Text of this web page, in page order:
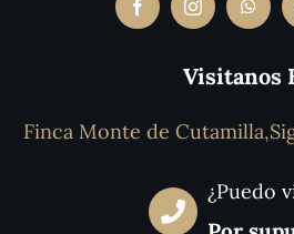
Visitanos
Finca Monte de
¿Puedo